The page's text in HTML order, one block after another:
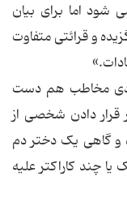
اما برای بیان
و قرائتی متفاوت
مخاطب هم دست
دادن شخصی از
و گاهی یک دختر دم
چند کاراکتر علیه